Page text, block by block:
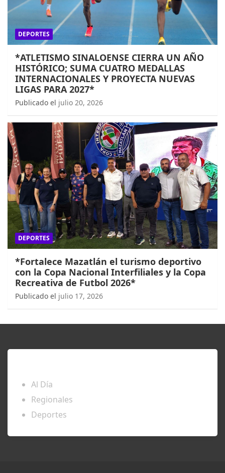
DEPORTES
*ATLETISMO SINALOENSE CIERRA UN AÑO
HISTÓRICO; SUMA CUATRO MEDALLAS
INTERNACIONALES Y PROYECTA NUEVAS
LIGAS PARA 2027*
Publicado el julio 20, 2026
DEPORTES
*Fortalece Mazatlán el turismo deportivo
con la Copa Nacional Interfiliales y la Copa
Recreativa de Futbol 2026*
Publicado el julio 17, 2026
Al Día
Regionales
Deportes